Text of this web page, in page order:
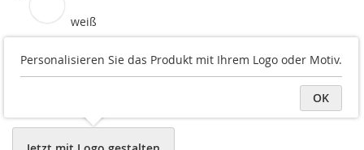
weiß
Druckvorschau
Personalisieren Sie das Produkt mit Ihrem Logo oder Motiv.
OK